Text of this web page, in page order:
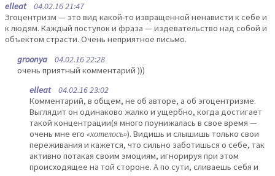
elleat04.02.16 21:47
Эгоцентризм — это вид какой-то извращенной ненависти к себе и
к людям. Каждый поступок и фраза — издевательство над собой и
объектом страсти. Очень неприятное письмо.
groonya 04.02.16 22:28
очень приятный комментарий )))
elleat04.02.16 23:02
Комментарий, в общем, не об авторе, а об эгоцентризме.
Выглядит он одинаково жалко и ущербно, когда достигает
такой концентрации(я много поунижалась в свое время —
очень мне его «хотелось»). Видишь и слышишь только свои
переживания и кажется, что сильно заботишься о себе, так
активно потакая своим эмоциям, игнорируя при этом
происходящее на той стороне. А по сути, сливаешь себя и